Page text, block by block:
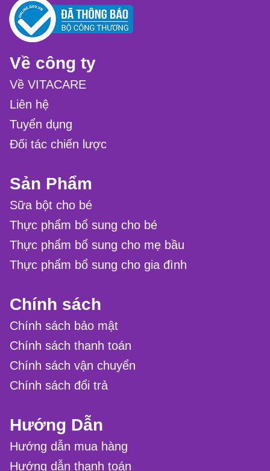
Về công ty
Về VITACARE
Liên hệ
Tuyển dụng
Đối tác chiến lược
Sản Phẩm
Sữa bột cho bé
Thực phẩm bổ sung cho bé
Thực phẩm bổ sung cho mẹ bầu
Thực phẩm bổ sung cho gia đình
Chính sách
Chính sách bảo mật
Chính sách thanh toán
Chính sách vận chuyển
Chính sách đổi trả
Hướng Dẫn
Hướng dẫn mua hàng
Hướng dẫn thanh toán